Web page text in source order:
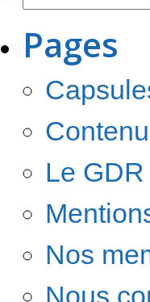
Pages
Le GDR
Nos
Nous